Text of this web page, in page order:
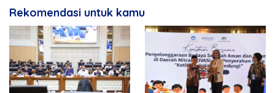
Rekomendasi untuk kamu